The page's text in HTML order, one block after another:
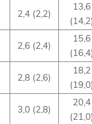
2,4 (2,2)
13,6
(14,2)
2,6 (2,4)
15,6
(16,4)
2,8 (2,6)
18,2
(19,0)
3,0 (2,8)
20,4
(21,0)